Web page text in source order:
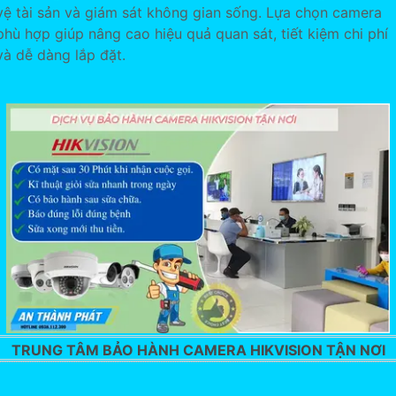
tài sản và giám sát không gian sống. Lựa chọn camera
hợp giúp nâng cao hiệu quả quan sát, tiết kiệm chi phí
dễ dàng lắp đặt.
TRUNG TÂM BẢO HÀNH CAMERA HIKVISION TẬN NƠI